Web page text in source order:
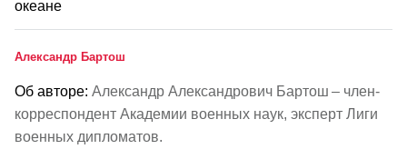
океане
Александр Бартош
Об авторе: Александр Александрович Бартош – член-
корреспондент Академии военных наук, эксперт Лиги
военных дипломатов.